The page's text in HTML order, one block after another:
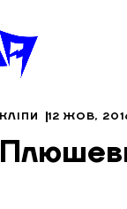
КЛІПИ 12 ЖОВ,